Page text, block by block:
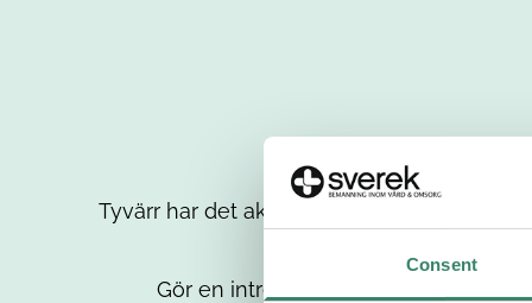
Consent
Tyvärr har det aktuella jobbet tagits bort
Gör en intresseanmälan så